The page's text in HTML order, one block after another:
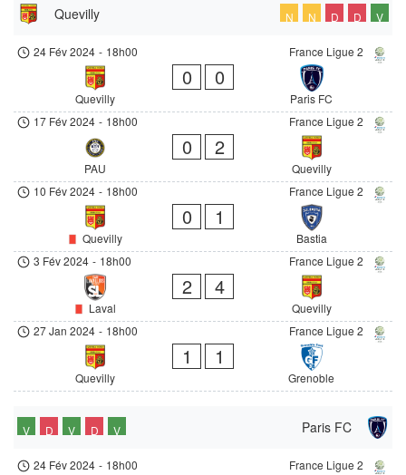
Quevilly N N D D V
France Ligue 2
24 Fév 2024 - 18h00
Quevilly
0 0
Paris FC
France Ligue 2
17 Fév 2024 - 18h00
PAU
0 2
Quevilly
France Ligue 2
10 Fév 2024 - 18h00
Quevilly
0 1
Bastia
France Ligue 2
3 Fév 2024 - 18h00
Laval
2 4
Quevilly
France Ligue 2
27 Jan 2024 - 18h00
Quevilly
1 1
Grenoble
Paris FC
V D V D V
France Ligue 2
24 Fév 2024 - 18h00